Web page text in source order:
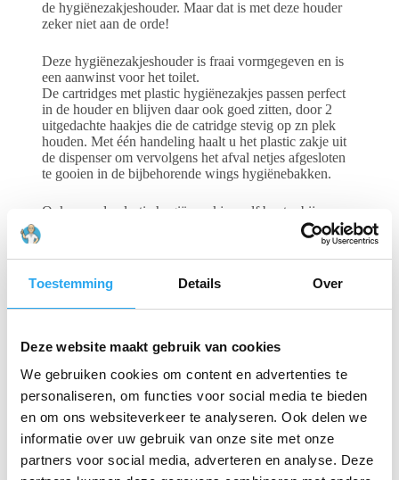
Toestemming Details Over
Deze website maakt gebruik van cookies
We gebruiken cookies om content en advertenties te
personaliseren, om functies voor social media te bieden
en om ons websiteverkeer te analyseren. Ook delen we
informatie over uw gebruik van onze site met onze
partners voor social media, adverteren en analyse. Deze
de hygiënezakjeshouder. Maar dat is met deze houder
zeker niet aan de orde!
Deze hygiënezakjeshouder is fraai vormgegeven en is
een aanwinst voor het toilet.
De cartridges met plastic hygiënezakjes passen perfect
in de houder en blijven daar ook goed zitten, door 2
uitgedachte haakjes die de catridge stevig op zn plek
houden. Met één handeling haalt u het plastic zakje uit
de dispenser om vervolgens het afval netjes afgesloten
te gooien in de bijbehorende wings hygiënebakken.
Ook voor de plastic hygiënezakjes zelf bent u bij ons